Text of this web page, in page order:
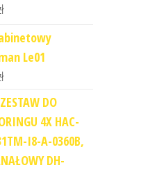
Le01
DO
4X HAC-
I8-A-0360B,
DH-